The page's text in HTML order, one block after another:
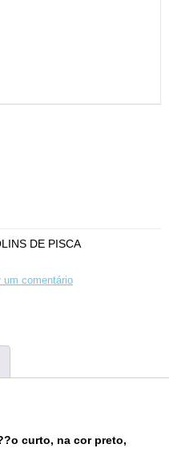
DE PISCA
um comentário
curto, na cor preto,